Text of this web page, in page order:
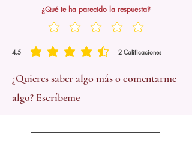
¿Qué te ha parecido la respuesta?
4.5 2 Calificaciones
la calificación promedio es 4.5 de 5, basada en 2 votos,
¿Quieres saber algo más o comentarme
algo? Escríbeme